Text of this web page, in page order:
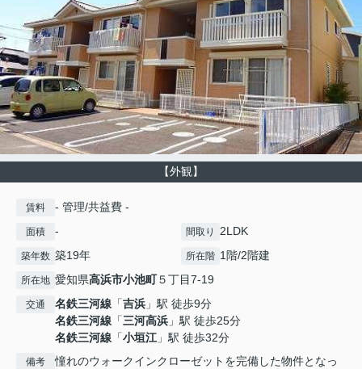
【外観】
賃料 - 管理/共益費 -
面積 - 間取り 2LDK
築年数 築19年 所在階 1階/2階建
所在地 愛知県高浜市小池町５丁目7-19
交通 名鉄三河線 「吉浜 」駅 徒歩9分
名鉄三河線 「三河高浜 」駅 徒歩25分
名鉄三河線 「小垣江 」駅 徒歩32分
備考
憧れのウォークインクローゼットを完備した物件となっ